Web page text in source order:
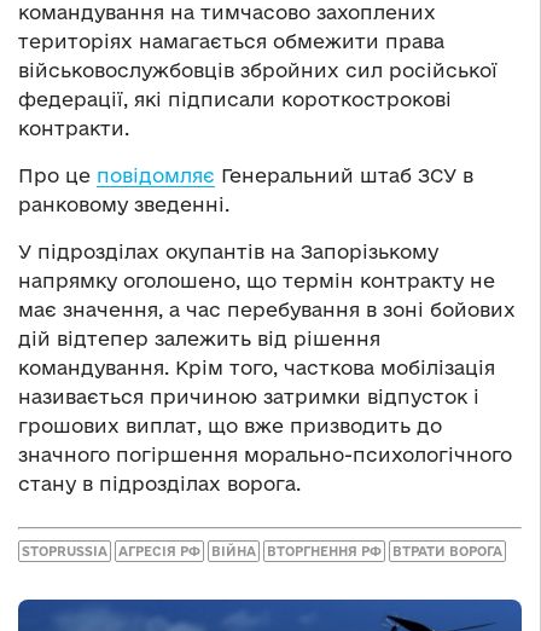
командування на тимчасово захоплених
територіях намагається обмежити права
військовослужбовців збройних сил російської
федерації, які підписали короткострокові
контракти.
Про це повідомляє Генеральний штаб ЗСУ в
ранковому зведенні.
У підрозділах окупантів на Запорізькому
напрямку оголошено, що термін контракту не
має значення, а час перебування в зоні бойових
дій відтепер залежить від рішення
командування. Крім того, часткова мобілізація
називається причиною затримки відпусток і
грошових виплат, що вже призводить до
значного погіршення морально-психологічного
стану в підрозділах ворога.
STOPRUSSIA АГРЕСІЯ РФ ВІЙНА ВТОРГНЕННЯ РФ ВТРАТИ ВОРОГА